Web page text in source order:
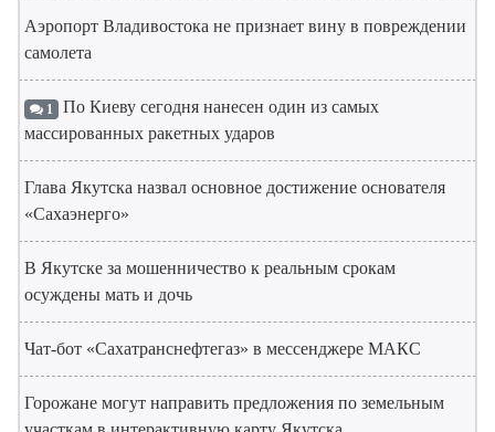
Аэропорт Владивостока не признает вину в повреждении
самолета
1 По Киеву сегодня нанесен один из самых
массированных ракетных ударов
Глава Якутска назвал основное достижение основателя
«Сахаэнерго»
В Якутске за мошенничество к реальным срокам
осуждены мать и дочь
Чат-бот «Сахатранснефтегаз» в мессенджере МАКС
Горожане могут направить предложения по земельным